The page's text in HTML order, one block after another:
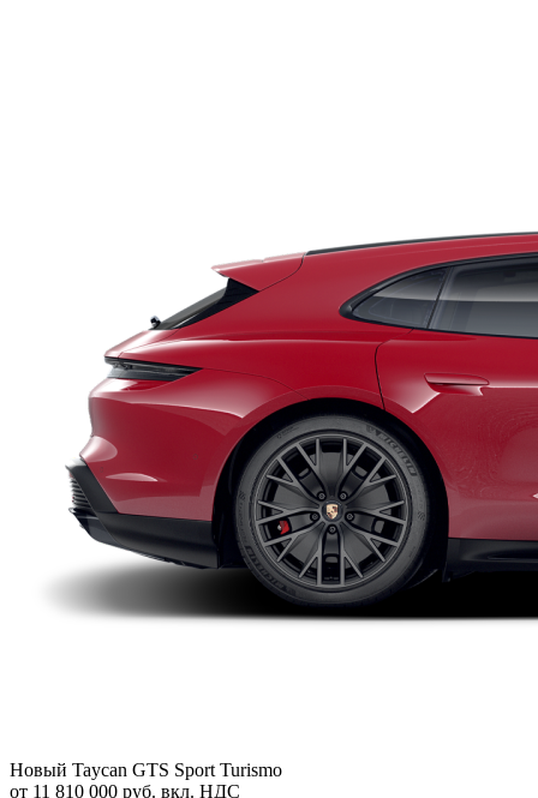
Новый Taycan GTS Sport Turismo
от 11 810 000 руб. вкл. НДС